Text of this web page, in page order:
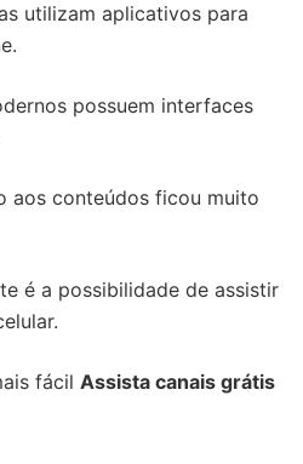
utilizam aplicativos para
possuem interfaces
aos conteúdos ficou muito
é a possibilidade de assistir
fácil Assista canais grátis